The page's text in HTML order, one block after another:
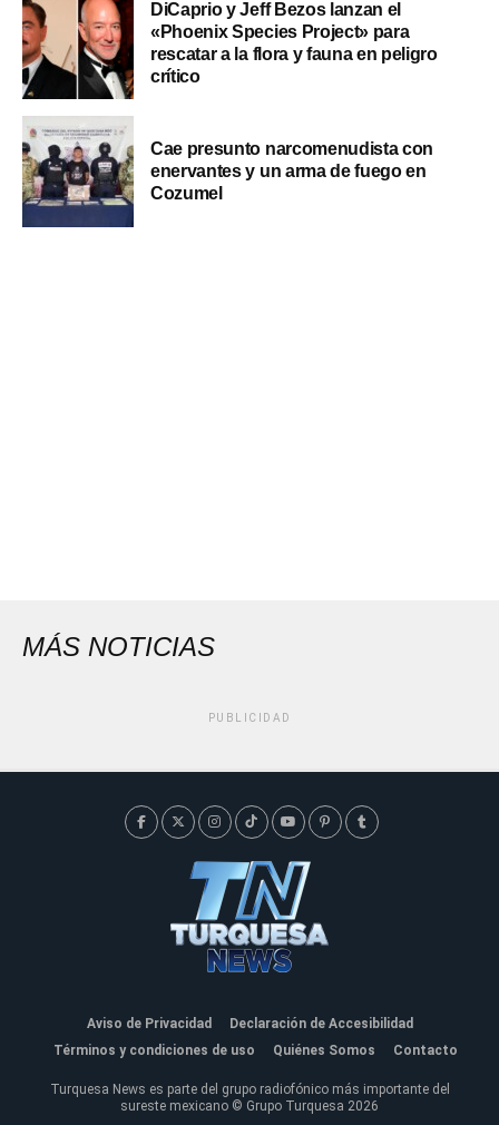
DiCaprio y Jeff Bezos lanzan el
«Phoenix Species Project» para
rescatar a la flora y fauna en peligro
crítico
Cae presunto narcomenudista con
enervantes y un arma de fuego en
Cozumel
MÁS NOTICIAS
PUBLICIDAD
Aviso de Privacidad
Declaración de Accesibilidad
Términos y condiciones de uso
Quiénes Somos Contacto
Turquesa News es parte del grupo radiofónico más importante del
sureste mexicano © Grupo Turquesa 2026